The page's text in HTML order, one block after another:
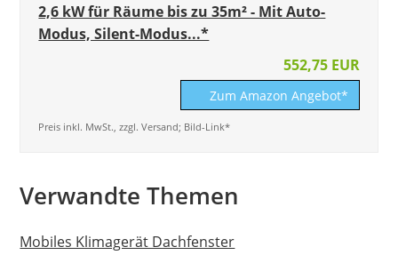
2,6 kW für Räume bis zu 35m² - Mit Auto-
Modus, Silent-Modus...*
552,75 EUR
Zum Amazon Angebot*
Preis inkl. MwSt., zzgl. Versand; Bild-Link*
Verwandte Themen
Mobiles Klimagerät Dachfenster